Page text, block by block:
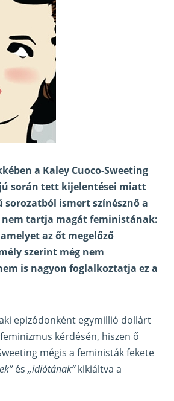
a Kaley Cuoco-Sweeting
során tett kijelentései miatt
sorozatból ismert színésznő a
tartja magát feministának:
az őt megelőző
szerint még nem
is nagyon foglalkoztatja ez a
epizódonként egymillió dollárt
kérdésén, hiszen ő
mégis a feministák fekete
és „idiótának”kikiáltva a